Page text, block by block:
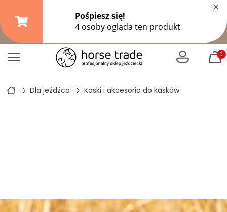
Darmowa dostawa od149,99 zł
299 złpozostałe formy wysyłki
×
0
Dla jeźdźca Kaski i akcesoria do kasków